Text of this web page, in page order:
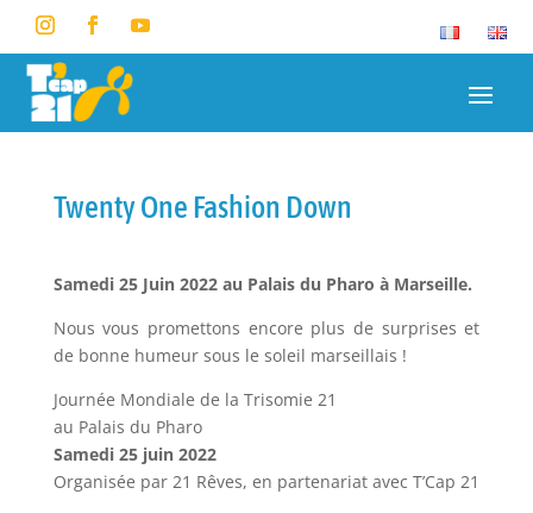
Twenty One Fashion Down
Samedi 25 Juin 2022 au Palais du Pharo à Marseille.
Nous vous promettons encore plus de surprises et
de bonne humeur sous le soleil marseillais !
Journée Mondiale de la Trisomie 21
au Palais du Pharo
Samedi 25 juin 2022
Organisée par 21 Rêves, en partenariat avec T’Cap 21